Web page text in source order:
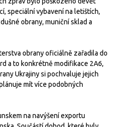
speciální vybavení na letištích,
obrany, muniční sklad a
obrany oficiálně zařadila do
a to konkrétně modifikace 2A6,
Ukrajiny si pochvaluje jejich
mít více podobných
na navýšení exportu